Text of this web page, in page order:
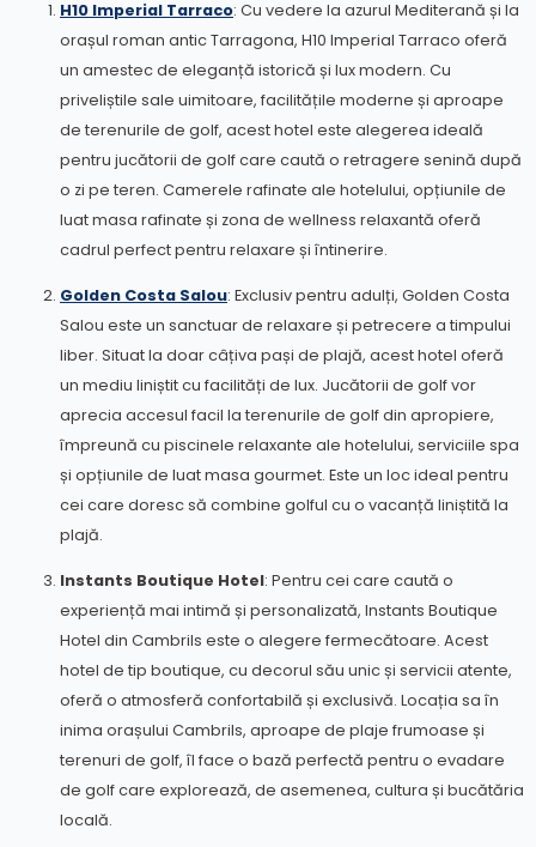
H10 Imperial Tarraco: Cu vedere la azurul Mediterană și la
orașul roman antic Tarragona, H10 Imperial Tarraco oferă
un amestec de eleganță istorică și lux modern. Cu
priveliștile sale uimitoare, facilitățile moderne și aproape
de terenurile de golf, acest hotel este alegerea ideală
pentru jucătorii de golf care caută o retragere senină după
o zi pe teren. Camerele rafinate ale hotelului, opțiunile de
luat masa rafinate și zona de wellness relaxantă oferă
cadrul perfect pentru relaxare și întinerire.
Golden Costa Salou: Exclusiv pentru adulți, Golden Costa
Salou este un sanctuar de relaxare și petrecere a timpului
liber. Situat la doar câțiva pași de plajă, acest hotel oferă
un mediu liniștit cu facilități de lux. Jucătorii de golf vor
aprecia accesul facil la terenurile de golf din apropiere,
împreună cu piscinele relaxante ale hotelului, serviciile spa
și opțiunile de luat masa gourmet. Este un loc ideal pentru
cei care doresc să combine golful cu o vacanță liniștită la
plajă.
Instants Boutique Hotel: Pentru cei care caută o
experiență mai intimă și personalizată, Instants Boutique
Hotel din Cambrils este o alegere fermecătoare. Acest
hotel de tip boutique, cu decorul său unic și servicii atente,
oferă o atmosferă confortabilă și exclusivă. Locația sa în
inima orașului Cambrils, aproape de plaje frumoase și
terenuri de golf, îl face o bază perfectă pentru o evadare
de golf care explorează, de asemenea, cultura și bucătăria
locală.